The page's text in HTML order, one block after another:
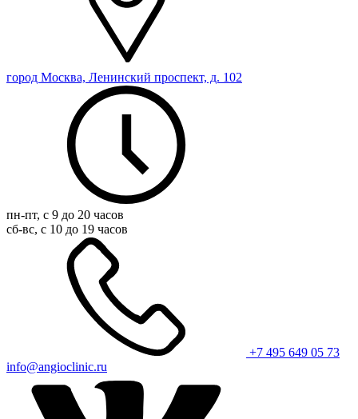
город Москва, Ленинский проспект, д. 102
пн-пт, с 9 до 20 часов
сб-вс, с 10 до 19 часов
+7 495 649 05 73
info@angioclinic.ru